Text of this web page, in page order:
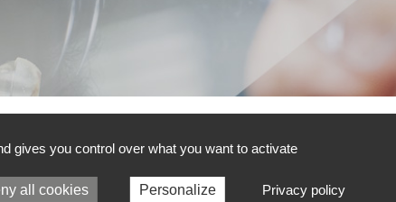
SD TECH
gives you control over what you want to activate
all cookies Personalize Privacy policy